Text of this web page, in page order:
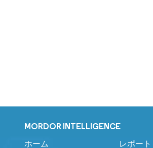
MORDOR INTELLIGENCE
ホーム レポート